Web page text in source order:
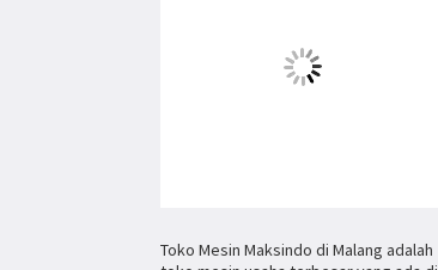
Toko Mesin Maksindo di Malang adalah